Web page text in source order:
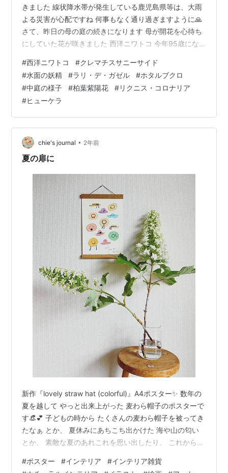
きました 線状降水帯が発生している鹿児島県等は、大雨
よる災害が心配ですね 何事もなく通り過ぎますように🙏
さて、昨日の母の庭の続きになります 母が開花を心待ち
にしていた花が咲きました 西洋ニワトコ 今年95歳にな
ったものです 事前に母が欲しいと思うものを聞いていま
した 母とユーチューブでガーデニング関連のチャンネル
をよく見ていて、そこで紹介されていた西洋ニワトコを
選びました 誕生日近くに、葉がぐったりした状態で届き
ました 日々、葉がしなしなになり、いかにも元気がない
のです こちらが寒すぎるのか…
#西洋ニワトコ #クレマチスサニーサイド
#水面の妖精 #ラリ・デ・ガゼル #ホタルブクロ
#中庭の様子 #柏葉紫陽花 #リクニス・コロナリア
#ヒューケラ
chie's journal • 2年前
夏の扉に
新作『lovely straw hat (colorful)』A4ポスター✨ 数年の
夏を越して やっと出来上がった 麦わら帽子のポスターで
す👒💕 子どもの時から たくさんの麦わら帽子を被ってき
たなぁ とか、 夏休みにあちこち出かけた 海や山の匂い
とか、 素敵な夏のあれこれを思い出したり、 これからま
いっぱいつくろうって思ったり… そんな夏の扉にしても
#ポスター #インテリア #インテリア雑貨